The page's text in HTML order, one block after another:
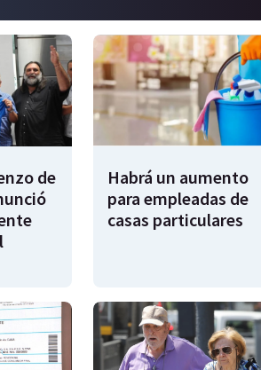
de
Habrá un aumento
para empleadas de
casas particulares